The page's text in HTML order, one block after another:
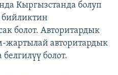
Кыргызстанда болуп
болот. Авторитардык
жартылай авторитардык
болот.